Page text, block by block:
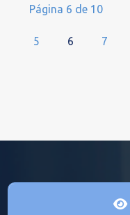
Página 6 de 10
5 6 7